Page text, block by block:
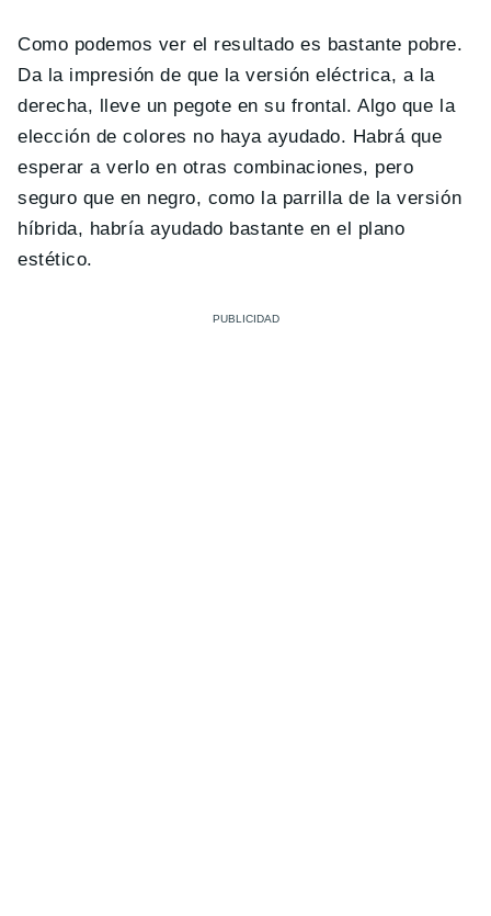
Como podemos ver el resultado es bastante pobre.
Da la impresión de que la versión eléctrica, a la
derecha, lleve un pegote en su frontal. Algo que la
elección de colores no haya ayudado. Habrá que
esperar a verlo en otras combinaciones, pero
seguro que en negro, como la parrilla de la versión
híbrida, habría ayudado bastante en el plano
estético.